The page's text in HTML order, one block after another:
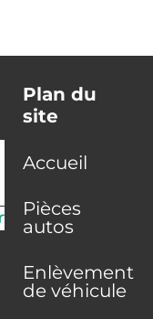
Plan du
site
Accueil
Pièces
autos
Enlèvement
de véhicule